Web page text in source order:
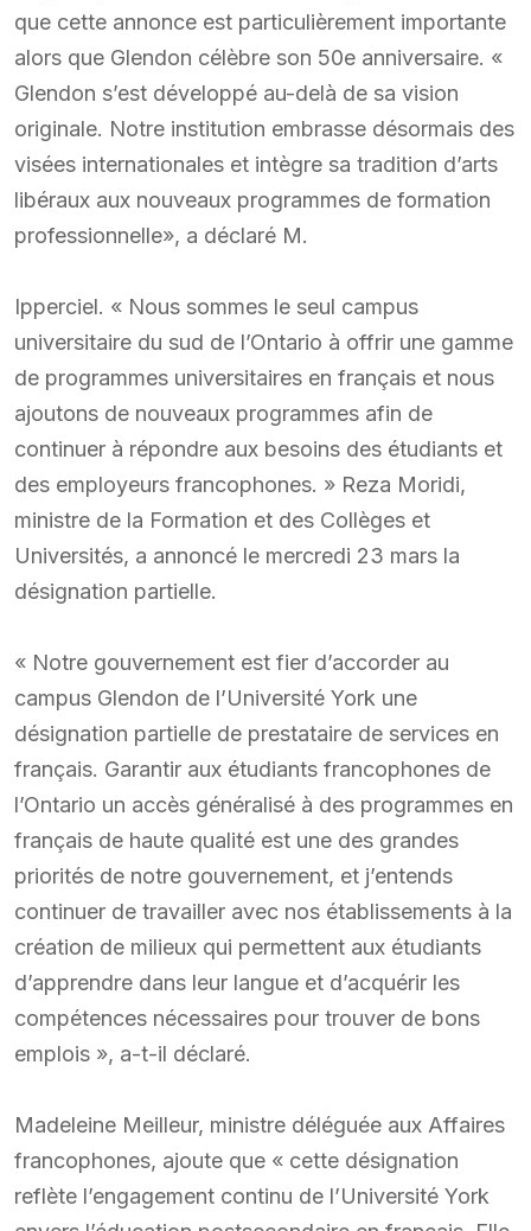
que cette annonce est particulièrement importante
alors que Glendon célèbre son 50e anniversaire. «
Glendon s’est développé au-delà de sa vision
originale. Notre institution embrasse désormais des
visées internationales et intègre sa tradition d’arts
libéraux aux nouveaux programmes de formation
professionnelle», a déclaré M.
Ipperciel. « Nous sommes le seul campus
universitaire du sud de l’Ontario à offrir une gamme
de programmes universitaires en français et nous
ajoutons de nouveaux programmes afin de
continuer à répondre aux besoins des étudiants et
des employeurs francophones. » Reza Moridi,
ministre de la Formation et des Collèges et
Universités, a annoncé le mercredi 23 mars la
désignation partielle.
« Notre gouvernement est fier d’accorder au
campus Glendon de l’Université York une
désignation partielle de prestataire de services en
français. Garantir aux étudiants francophones de
l’Ontario un accès généralisé à des programmes en
français de haute qualité est une des grandes
priorités de notre gouvernement, et j’entends
continuer de travailler avec nos établissements à la
création de milieux qui permettent aux étudiants
d’apprendre dans leur langue et d’acquérir les
compétences nécessaires pour trouver de bons
emplois », a-t-il déclaré.
Madeleine Meilleur, ministre déléguée aux Affaires
francophones, ajoute que « cette désignation
reflète l’engagement continu de l’Université York